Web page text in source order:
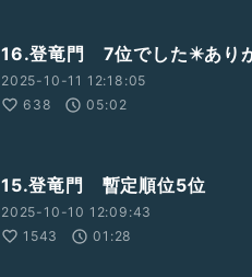
16.登竜門 7位でした✴️あり
2025-10-11 12:18:05
638
05:02
15.登竜門 暫定順位5位
2025-10-10 12:09:43
1543
01:28